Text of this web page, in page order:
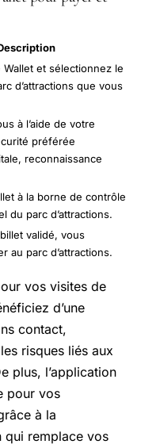
Wallet et sélectionnez le
d’attractions que vous
à l’aide de votre
préférée
reconnaissance
à la borne de contrôle
du parc d’attractions.
validé, vous
au parc d’attractions.
vos visites de
d’une
contact,
risques liés aux
plus, l’application
pour vos
à la
qui remplace vos